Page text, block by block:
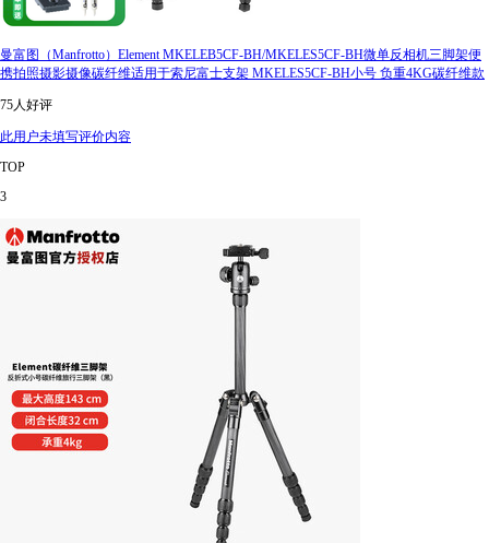
曼富图（Manfrotto）Element MKELEB5CF-BH/MKELES5CF-BH微单反相机三脚架便
携拍照摄影摄像碳纤维适用于索尼富士支架 MKELES5CF-BH小号 负重4KG碳纤维款
75人好评
此用户未填写评价内容
TOP
3